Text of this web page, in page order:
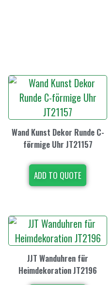
Wand Kunst Dekor Runde C-
förmige Uhr JT21157
ADD TO QUOTE
JJT Wanduhren für
Heimdekoration JT2196